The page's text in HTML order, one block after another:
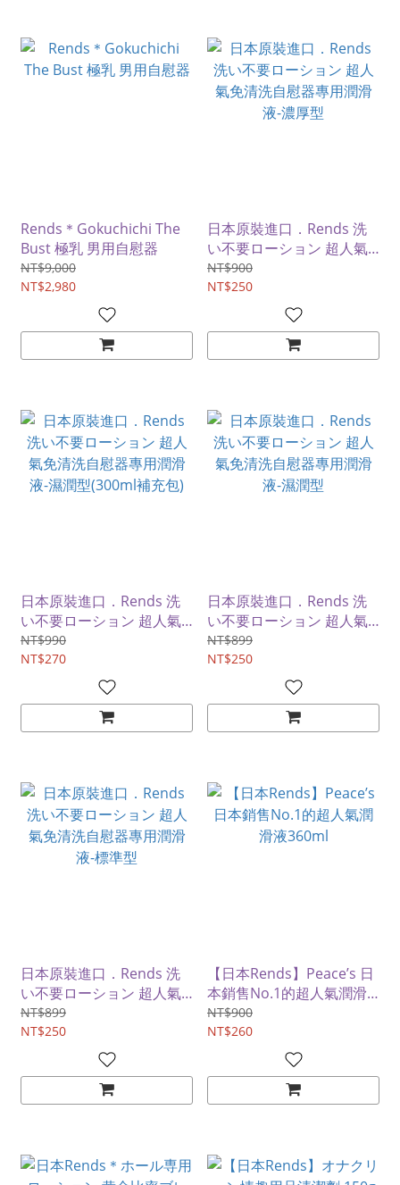
Rends＊Gokuchichi The
Bust 極乳 男用自慰器
NT$9,000
NT$2,980
日本原裝進口．Rends 洗
い不要ローション 超人氣
免清洗自慰器專用潤滑液-
濃厚型
NT$900
NT$250
日本原裝進口．Rends 洗
い不要ローション 超人氣
免清洗自慰器專用潤滑液-
濕潤型(300ml補充包)
NT$990
NT$270
日本原裝進口．Rends 洗
い不要ローション 超人氣
免清洗自慰器專用潤滑液-
濕潤型
NT$899
NT$250
日本原裝進口．Rends 洗
い不要ローション 超人氣
免清洗自慰器專用潤滑液-
標準型
NT$899
NT$250
【日本Rends】Peace’s 日
本銷售No.1的超人氣潤滑
液360ml
NT$900
NT$260